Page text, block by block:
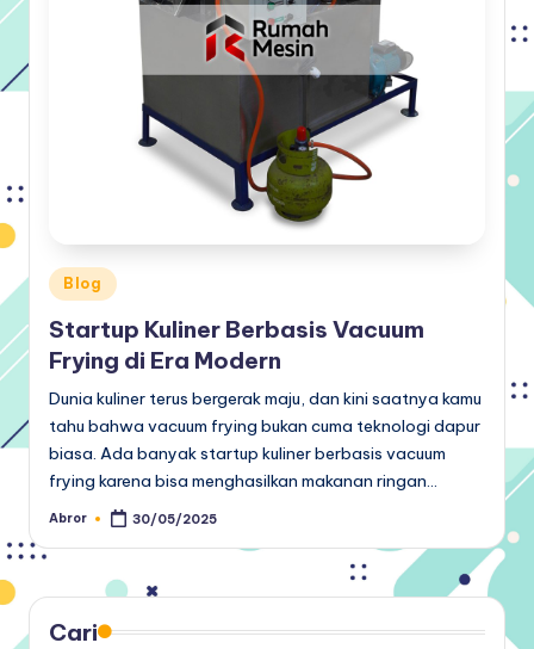
Posted
in
Blog
Startup Kuliner Berbasis Vacuum
Frying di Era Modern
Dunia kuliner terus bergerak maju, dan kini saatnya kamu
tahu bahwa vacuum frying bukan cuma teknologi dapur
biasa. Ada banyak startup kuliner berbasis vacuum
frying karena bisa menghasilkan makanan ringan…
Posted
Abror 30/05/2025
Cari